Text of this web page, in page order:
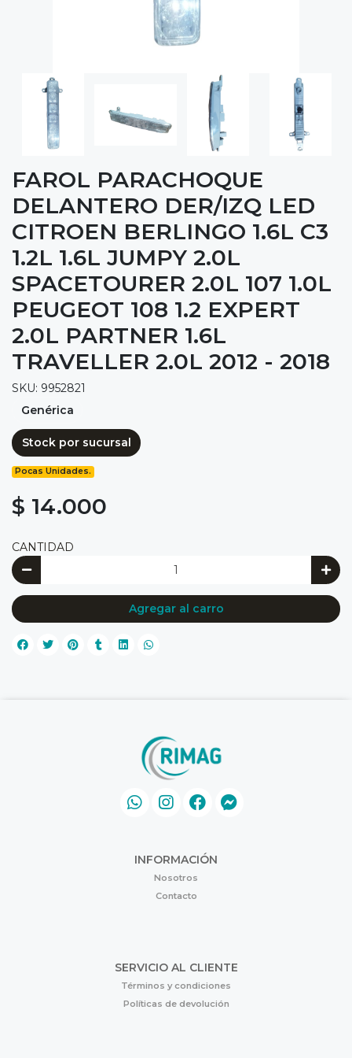
FAROL PARACHOQUE
DELANTERO DER/IZQ LED
CITROEN BERLINGO 1.6L C3
1.2L 1.6L JUMPY 2.0L
SPACETOURER 2.0L 107 1.0L
PEUGEOT 108 1.2 EXPERT
2.0L PARTNER 1.6L
TRAVELLER 2.0L 2012 - 2018
SKU: 9952821
Genérica
Stock por sucursal
Pocas Unidades.
$ 14.000
CANTIDAD
Agregar al carro
INFORMACIÓN
Nosotros
Contacto
SERVICIO AL CLIENTE
Términos y condiciones
Políticas de devolución